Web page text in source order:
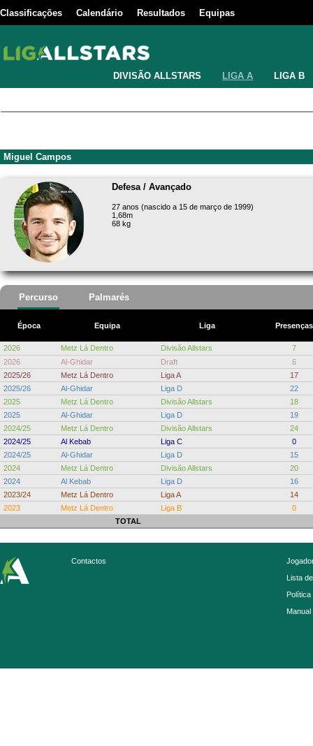
Classificações Calendário Resultados Equipas
DIVISÃO ALLSTARS LIGA A LIGA B
Miguel Campos
Defesa / Avançado
27 anos (nascido a 15 de março de 1999)
1,68m
68 kg
Percurso Palmarés
Época Equipa Liga Presenças
2026 Metz Lá Dentro Divisão Allstars
7
2026
Al-Ghidar Draft
6
2025/26
Metz Lá Dentro Liga A
17
2025/26
Al-Ghidar Liga D
22
2025
Metz Lá Dentro Divisão Allstars
18
2025
Al-Ghidar Liga D
19
2024/25
Metz Lá Dentro Divisão Allstars
24
2024/25
Al Kebab Liga C
0
2024/25
Al-Ghidar Liga D
15
2024
Metz Lá Dentro Divisão Allstars
20
2024
Al Kebab Liga D
16
2023/24
Metz Lá Dentro Liga A
14
2023
Metz Lá Dentro Liga B
0
TOTAL
Contactos
Lista
Política